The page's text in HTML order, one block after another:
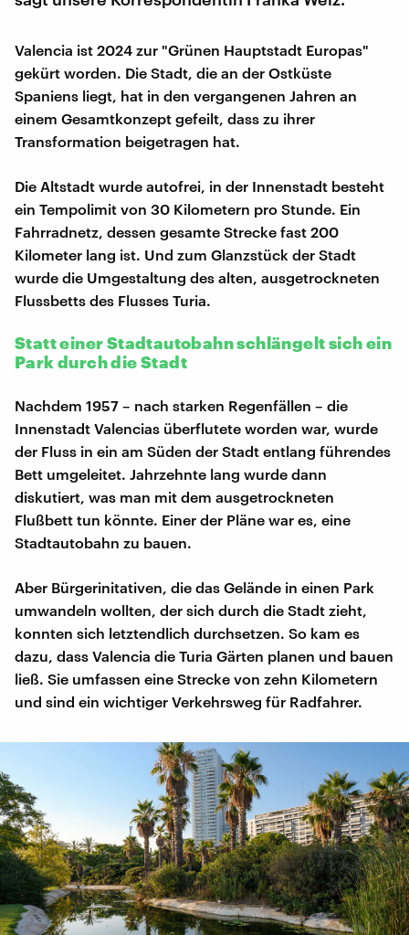
Valencia ist 2024 zur "Grünen Hauptstadt Europas"
gekürt worden. Die Stadt, die an der Ostküste
Spaniens liegt, hat in den vergangenen Jahren an
einem Gesamtkonzept gefeilt, dass zu ihrer
Transformation beigetragen hat.
Die Altstadt wurde autofrei, in der Innenstadt besteht
ein Tempolimit von 30 Kilometern pro Stunde. Ein
Fahrradnetz, dessen gesamte Strecke fast 200
Kilometer lang ist. Und zum Glanzstück der Stadt
wurde die Umgestaltung des alten, ausgetrockneten
Flussbetts des Flusses Turia.
Statt einer Stadtautobahn schlängelt sich ein
Park durch die Stadt
Nachdem 1957 – nach starken Regenfällen – die
Innenstadt Valencias überflutete worden war, wurde
der Fluss in ein am Süden der Stadt entlang führendes
Bett umgeleitet. Jahrzehnte lang wurde dann
diskutiert, was man mit dem ausgetrockneten
Flußbett tun könnte. Einer der Pläne war es, eine
Stadtautobahn zu bauen.
Aber Bürgerinitativen, die das Gelände in einen Park
umwandeln wollten, der sich durch die Stadt zieht,
konnten sich letztendlich durchsetzen. So kam es
dazu, dass Valencia die Turia Gärten planen und bauen
ließ. Sie umfassen eine Strecke von zehn Kilometern
und sind ein wichtiger Verkehrsweg für Radfahrer.